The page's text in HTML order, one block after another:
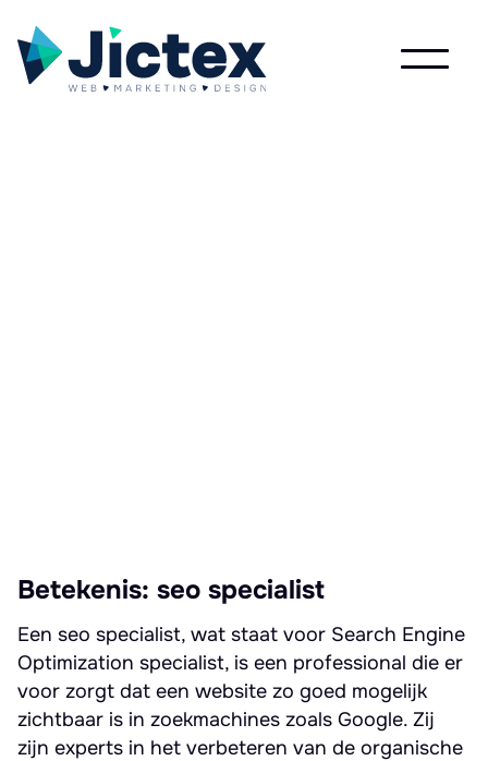
Betekenis: seo specialist
Een seo specialist, wat staat voor Search Engine
Optimization specialist, is een professional die er
voor zorgt dat een website zo goed mogelijk
zichtbaar is in zoekmachines zoals Google. Zij
zijn experts in het verbeteren van de organische